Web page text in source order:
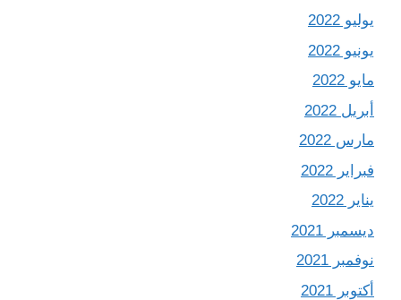
يوليو 2022
يونيو 2022
مايو 2022
أبريل 2022
مارس 2022
فبراير 2022
يناير 2022
ديسمبر 2021
نوفمبر 2021
أكتوبر 2021